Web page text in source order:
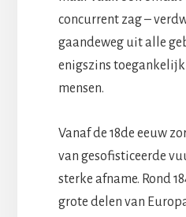
concurrent zag –
gaandeweg uit alle
enigszins
mensen.
Vanaf de 18de eeuw
van gesofisticeerde
sterke afname. Rond
grote delen van